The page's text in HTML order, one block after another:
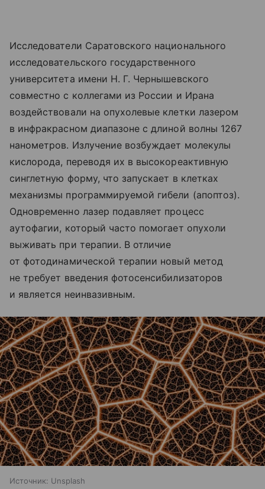
Исследователи Саратовского национального
исследовательского государственного
университета имени Н. Г. Чернышевского
совместно с коллегами из России и Ирана
воздействовали на опухолевые клетки лазером
в инфракрасном диапазоне с длиной волны 1267
нанометров. Излучение возбуждает молекулы
кислорода, переводя их в высокореактивную
синглетную форму, что запускает в клетках
механизмы программируемой гибели (апоптоз).
Одновременно лазер подавляет процесс
аутофагии, который часто помогает опухоли
выживать при терапии. В отличие
от фотодинамической терапии новый метод
не требует введения фотосенсибилизаторов
и является неинвазивным.
Источник: Unsplash